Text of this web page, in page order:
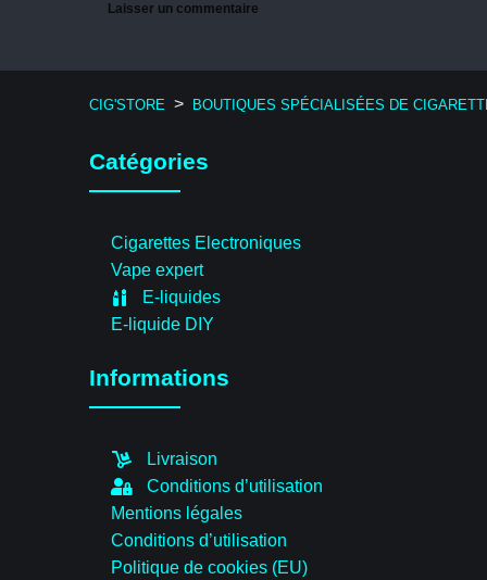
CIG'STORE > BOUTIQUES SPÉCIALISÉES DE
Catégories
Cigarettes Electroniques
Vape expert
E-liquides
E-liquide DIY
Informations
Livraison
Conditions d’utilisation
Mentions légales
Conditions d’utilisation
Politique de cookies (EU)